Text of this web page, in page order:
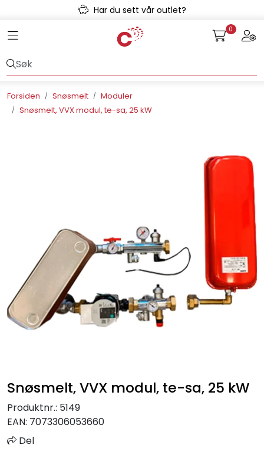
Skip to main contentHar du sett vår outlet?
Toggle navigation 0
Forsiden Snøsmelt
Moduler
Snøsmelt, VVX modul, te-sa, 25 kW
Snøsmelt, VVX modul, te-sa, 25 kW
Produktnr.: 5149
EAN: 7073306053660
Del
Kulvert
Snøsmelt
Sprinkler
Tappevann
Varmeanlegg
Outlet